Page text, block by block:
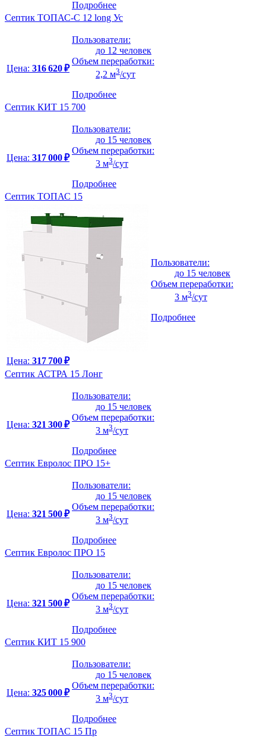
Подробнее
Септик ТОПАС-С 12 long Ус
Цена: 316 620 ₽
Пользователи:
до 12 человек
Объем переработки:
2,2 м3/сут
Подробнее
Септик КИТ 15 700
Цена: 317 000 ₽
Пользователи:
до 15 человек
Объем переработки:
3 м3/сут
Подробнее
Септик ТОПАС 15
Цена: 317 700 ₽
Пользователи:
до 15 человек
Объем переработки:
3 м3/сут
Подробнее
Септик АСТРА 15 Лонг
Цена: 321 300 ₽
Пользователи:
до 15 человек
Объем переработки:
3 м3/сут
Подробнее
Септик Евролос ПРО 15+
Цена: 321 500 ₽
Пользователи:
до 15 человек
Объем переработки:
3 м3/сут
Подробнее
Септик Евролос ПРО 15
Цена: 321 500 ₽
Пользователи:
до 15 человек
Объем переработки:
3 м3/сут
Подробнее
Септик КИТ 15 900
Цена: 325 000 ₽
Пользователи:
до 15 человек
Объем переработки:
3 м3/сут
Подробнее
Септик ТОПАС 15 Пр